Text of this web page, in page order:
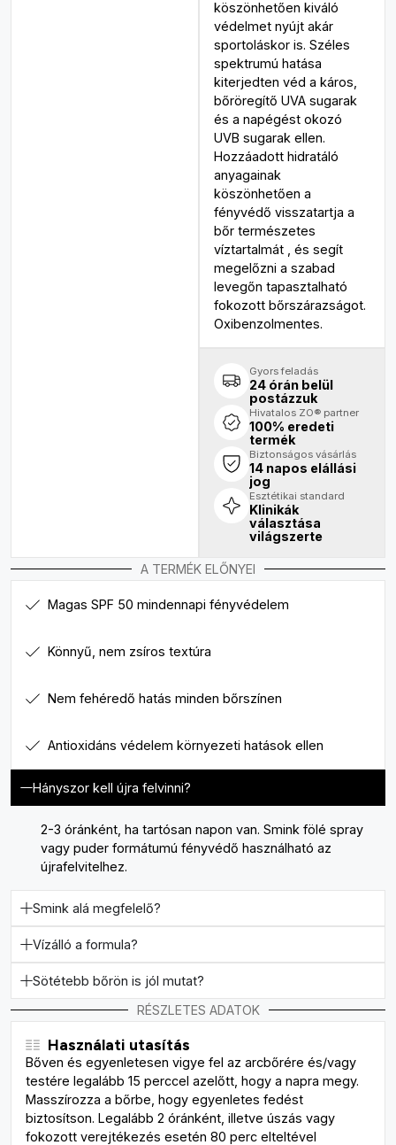
köszönhetően kiváló
védelmet nyújt akár
sportoláskor is. Széles
spektrumú hatása
kiterjedten véd a káros,
bőröregítő UVA sugarak
és a napégést okozó
UVB sugarak ellen.
Hozzáadott hidratáló
anyagainak
köszönhetően a
fényvédő visszatartja a
bőr természetes
víztartalmát , és segít
megelőzni a szabad
levegőn tapasztalható
fokozott bőrszárazságot.
Oxibenzolmentes.
Gyors feladás
24 órán belül
postázzuk
Hivatalos ZO® partner
100% eredeti
termék
Biztonságos vásárlás
14 napos elállási
jog
Esztétikai standard
Klinikák
választása
világszerte
A TERMÉK ELŐNYEI
Magas SPF 50 mindennapi fényvédelem
Könnyű, nem zsíros textúra
Nem fehéredő hatás minden bőrszínen
Antioxidáns védelem környezeti hatások ellen
Hányszor kell újra felvinni?
2-3 óránként, ha tartósan napon van. Smink fölé spray
vagy puder formátumú fényvédő használható az
újrafelvitelhez.
Smink alá megfelelő?
Vízálló a formula?
Sötétebb bőrön is jól mutat?
RÉSZLETES ADATOK
Használati utasítás
Bőven és egyenletesen vigye fel az arcbőrére és/vagy
testére legalább 15 perccel azelőtt, hogy a napra megy.
Masszírozza a bőrbe, hogy egyenletes fedést
biztosítson. Legalább 2 óránként, illetve úszás vagy
fokozott verejtékezés esetén 80 perc elteltével